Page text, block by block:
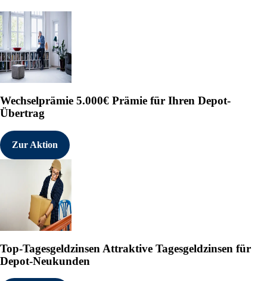
Wechselprämie 5.000€ Prämie für Ihren Depot-
Übertrag
Zur Aktion
Top-Tagesgeldzinsen Attraktive Tagesgeldzinsen für
Depot-Neukunden